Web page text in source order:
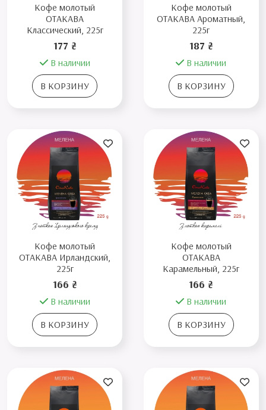
Кофе молотый
ОТАКAВА
Классический, 225г
177 ₴
В наличии
В КОРЗИНУ
Кофе молотый
ОТАКАВА Ароматный,
225г
187 ₴
В наличии
В КОРЗИНУ
Кофе молотый
ОТАКАВА Ирландский,
225г
166 ₴
В наличии
В КОРЗИНУ
Кофе молотый
ОТАКАВА
Карамельный, 225г
166 ₴
В наличии
В КОРЗИНУ